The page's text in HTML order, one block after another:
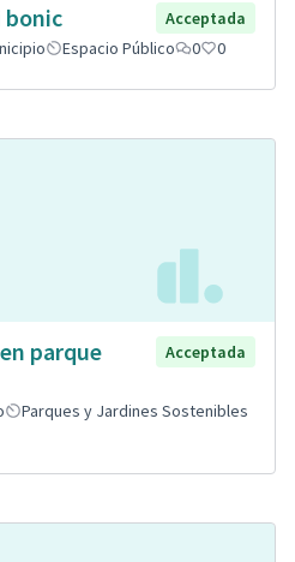
bonic
Acceptada
Espacio Público 0 0
parque
Acceptada
Parques y Jardines Sostenibles